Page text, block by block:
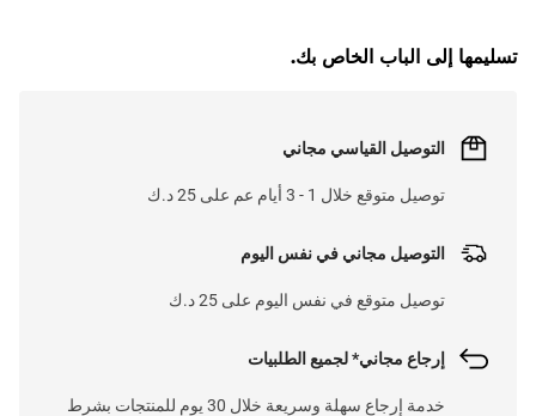
تسليمها إلى الباب الخاص بك.
التوصيل القياسي مجاني
توصيل متوقع خلال 1 - 3 أيام عم على 25 د.ك
التوصيل مجاني في نفس اليوم
توصيل متوقع في نفس اليوم على 25 د.ك
إرجاع مجاني* لجميع الطلبيات
خدمة إرجاع سهلة وسريعة خلال 30 يوم للمنتجات بشرط